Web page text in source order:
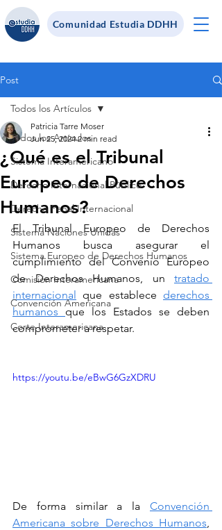
Comunidad Estudia DDHH
Post
Todos los Artículos
Sistema Interamericano
Derecho Internacional Público
Derecho Penal Internacional
Sistema Naciones Unidas
Sistema Europeo de Derechos Humanos
Comisión Interamericana
Convención Americana
Corte Interamericana
Todos los Artículos
¿Qué es el Tribunal
Europeo de Derechos
Humanos?
Patricia Tarre Moser
Jun 25, 2024 2 min read
El Tribunal Europeo de Derechos
Humanos busca asegurar el
cumplimiento del Convenio Europeo
de Derechos Humanos, un tratado
internacional que establece derechos
humanos que los Estados se deben
comprometer a respetar.
https://youtu.be/eBwG6GzXDRU
De forma similar a la Convención
Americana sobre Derechos Humanos